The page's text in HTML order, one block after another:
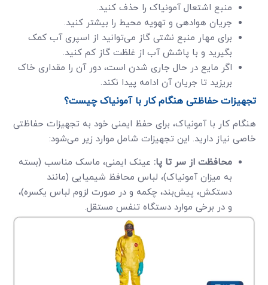
منبع اشتعال آمونیاک را حذف کنید.
جریان هوادهی و تهویه محیط را بیشتر کنید.
برای مهار منبع نشتی گاز می‌توانید از اسپری آب کمک
بگیرید و با پاشش آب از غلظت گاز کم کنید.
اگر مایع در حال جاری شدن است، دور آن را مقداری خاک
بریزید تا جریان آن ادامه پیدا نکند.
تجهیزات حفاظتی هنگام کار با آمونیاک چیست؟
هنگام کار با آمونیاک، برای حفظ ایمنی خود به تجهیزات حفاظتی
خاصی نیاز دارید. این تجهیزات شامل موارد زیر می‌شود:
محافظت از سر تا پا: عینک ایمنی، ماسک مناسب (بسته
به میزان آمونیاک)، لباس محافظ شیمیایی (مانند
دستکش، پیش‌بند، چکمه و در صورت لزوم لباس یکسره)،
و در برخی موارد دستگاه تنفس مستقل.